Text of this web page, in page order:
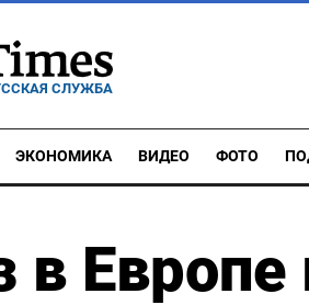
СЛУЖБА
ЭКОНОМИКА ВИДЕО ФОТО
в Европе